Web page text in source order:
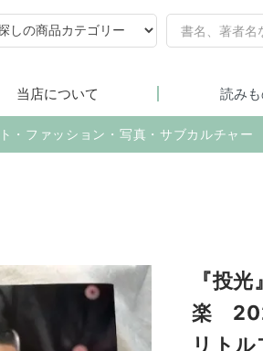
当店について 読み
・ファッション・写真・サブカルチャー
『投
楽
リト